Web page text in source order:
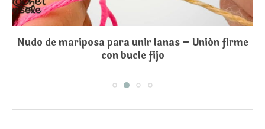
Nudo de mariposa para unir lanas – Unión firme
con bucle fijo